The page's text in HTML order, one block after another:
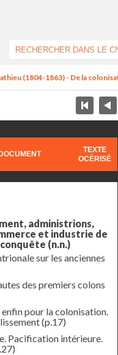
(1804-1863) - De la
TEXTE
OCÉRISÉ
administrions,
et industrie de
(n.n.)
sur les anciennes
des premiers colons
pour la colonisation.
(p.17)
Pacification intérieure.